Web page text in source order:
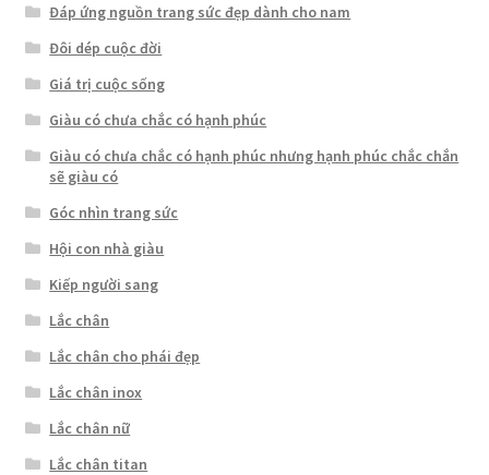
Đáp ứng nguồn trang sức đẹp dành cho nam
Đôi dép cuộc đời
Giá trị cuộc sống
Giàu có chưa chắc có hạnh phúc
Giàu có chưa chắc có hạnh phúc nhưng hạnh phúc chắc chắn
sẽ giàu có
Góc nhìn trang sức
Hội con nhà giàu
Kiếp người sang
Lắc chân
Lắc chân cho phái đẹp
Lắc chân inox
Lắc chân nữ
Lắc chân titan